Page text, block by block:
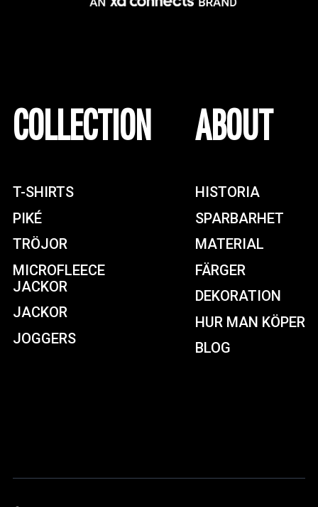
COLLECTION
T-SHIRTS
PIKÉ
TRÖJOR
MICROFLEECE
JACKOR
JACKOR
JOGGERS
ABOUT
HISTORIA
SPARBARHET
MATERIAL
FÄRGER
DEKORATION
HUR MAN KÖPER
BLOG